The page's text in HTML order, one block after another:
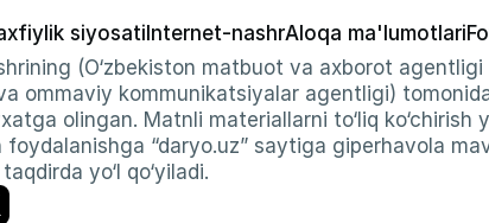
siyosati Internet-nashrAloqa ma'lumotlari
(O‘zbekiston matbuot va axborot
ommaviy kommunikatsiyalar agentligi)
olingan. Matnli materiallarni to‘liq
“daryo.uz” saytiga giperhavola
yo‘l qo‘yiladi.